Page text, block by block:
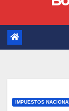
IMPUESTOS